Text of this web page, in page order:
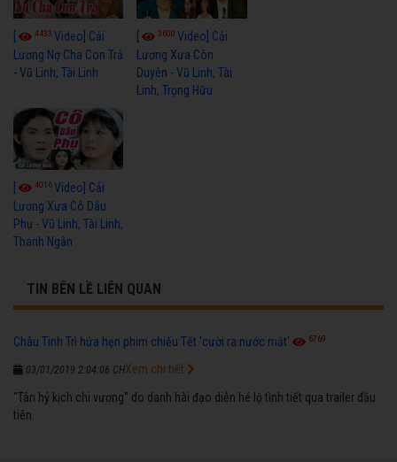
4433 Video] Cải
Lương Nợ Cha Con Trả
- Vũ Linh, Tài Linh
3600Video] Cải
Lương Xưa Còn
Duyên - Vũ Linh, Tài
Linh, Trọng Hữu
[ 4016Video] Cải
Lương Xưa Cô Dâu
Phụ - Vũ Linh, Tài Linh,
Thanh Ngân
TIN BÊN LỀ LIÊN QUAN
Châu Tinh Trì hứa hẹn phim chiếu Tết 'cười ra nước mắt' 6769
03/01/2019 2:04:06 CH
"Tân hỷ kịch chi vương" do danh hài đạo diễn hé lộ tình tiết qua trailer đầu
tiên.
Xem chi tiết